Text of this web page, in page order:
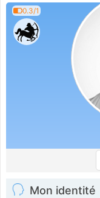
0.3/1
Mon identité